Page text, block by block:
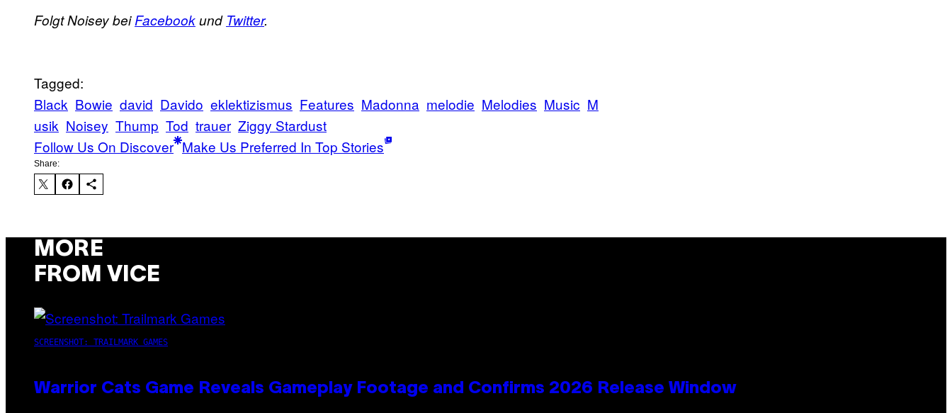
Folgt Noisey beiFacebookund Twitter.
Tagged:
Black Bowie david Davido eklektizismus Features Madonna melodie Melodies Music M
usik Noisey Thump Tod trauer Ziggy Stardust
Follow Us On Discover Make Us Preferred In Top Stories
Share:
MORE
FROM VICE
SCREENSHOT: TRAILMARK GAMES
Warrior Cats Game Reveals Gameplay Footage and Confirms 2026 Release Window